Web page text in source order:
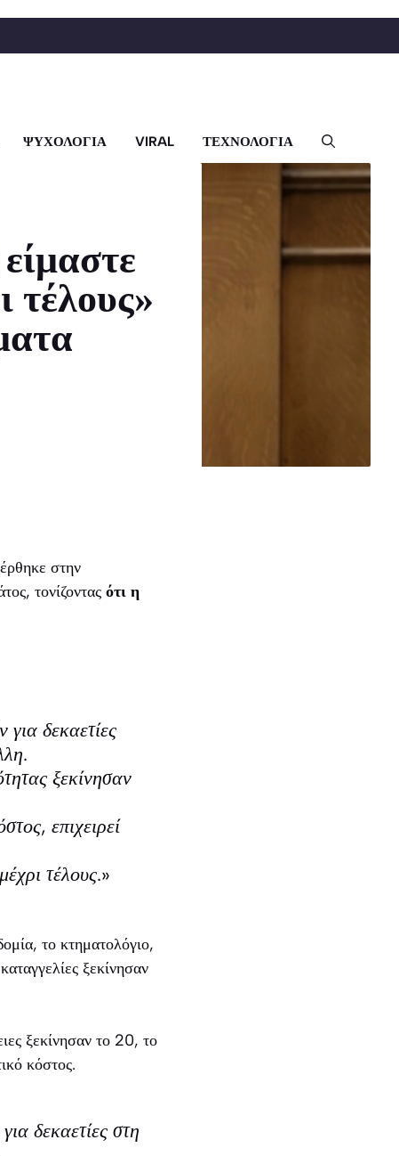
ΨΥΧΟΛΟΓΙΑ VIRAL ΤΕΧΝΟΛΟΓΙΑ
τέλους»
στην
τονίζοντας ότι η
δεκαετίες
ξεκίνησαν
επιχειρεί
τέλους.»
το κτηματολόγιο,
ξεκίνησαν
ξεκίνησαν το 20, το
κόστος.
δεκαετίες στη